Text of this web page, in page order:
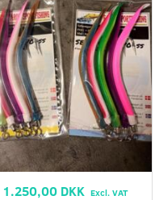
1.250,00 DKK Excl. VAT